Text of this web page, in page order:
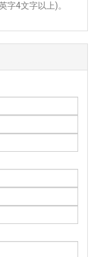
字4文字以上)。